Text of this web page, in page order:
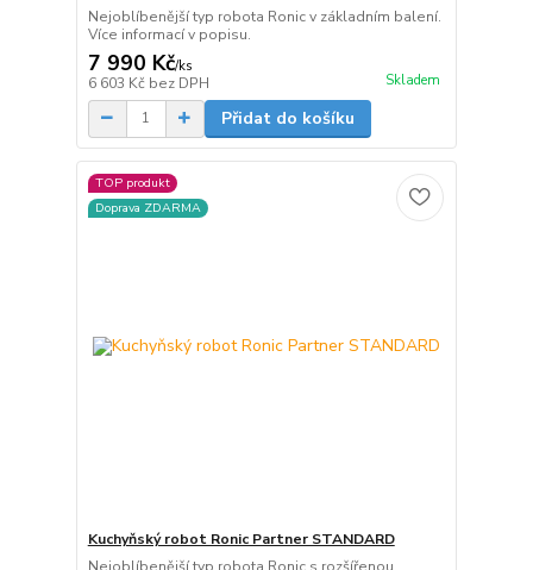
Nejoblíbenější typ robota Ronic v základním balení.
Více informací v popisu.
7 990 Kč/ks
6 603 Kč bez DPH Skladem
Přidat do košíku
TOP produkt
Doprava ZDARMA
Kuchyňský robot Ronic Partner STANDARD